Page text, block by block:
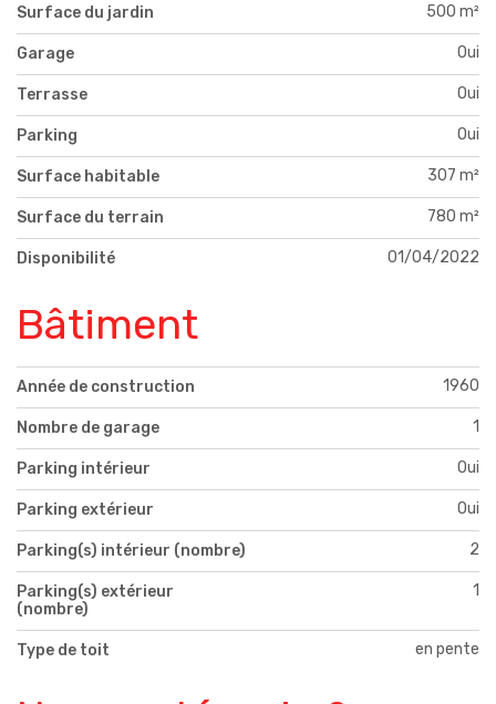
Surface du jardin 500 m²
Garage Oui
Terrasse Oui
Parking Oui
Surface habitable 307 m²
Surface du terrain 780 m²
Disponibilité 01/04/2022
Bâtiment
Année de construction 1960
Nombre de garage 1
Parking intérieur Oui
Parking extérieur Oui
Parking(s) intérieur (nombre) 2
Parking(s) extérieur
(nombre)
1
Type de toit en pente